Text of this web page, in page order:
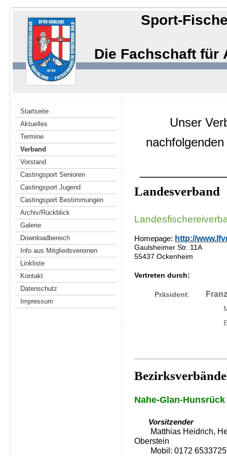
Sport-
Die Fachschaft für
Startseite
Aktuelles
Termine
Verband
Vorstand
Castingsport Senioren
Castingsport Jugend
Castingsport Bestimmungen
Archiv/Rückblick
Galerie
Downloadbereich
Info aus Mitgliedsvereinen
Linkliste
Kontakt
Datenschutz
Impressum
Unser
Landesverband
Homepage: http://
Gaulsheimer Str. 11A
55437 Ockenheim
Vertreten durch:
Präsident:
Mobil:
E-
Bezirksverbände
Nahe-Glan-Hunsrück
Vorsitzender
Matthias Heidrich,
Oberstein
Mobil: 0172 6533725